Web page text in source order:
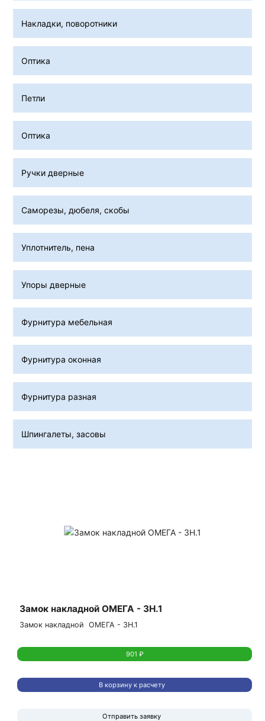
Накладки, поворотники
Оптика
Петли
Оптика
Ручки дверные
Саморезы, дюбеля, скобы
Уплотнитель, пена
Упоры дверные
Фурнитура мебельная
Фурнитура оконная
Фурнитура разная
Шпингалеты, засовы
Замок накладной ОМЕГА - ЗН.1
Замок накладной ОМЕГА - ЗН.1
901 ₽
В корзину к расчету
Отправить заявку